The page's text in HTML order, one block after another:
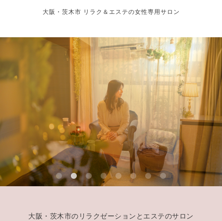
大阪・茨木市 リラク＆エステの女性専用サロン
大阪・茨木市のリラクゼーションとエステのサロン